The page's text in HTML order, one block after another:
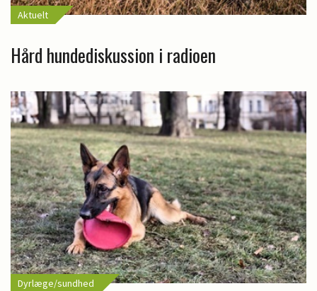
Aktuelt
Hård hundediskussion i radioen
Dyrlæge/sundhed